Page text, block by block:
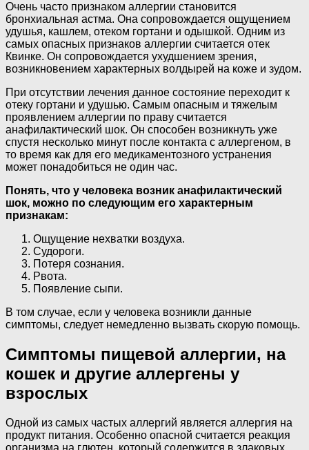
Очень часто признаком аллергии становится
бронхиальная астма. Она сопровождается ощущением
удушья, кашлем, отеком гортани и одышкой. Одним из
самых опасных признаков аллергии считается отек
Квинке. Он сопровождается ухудшением зрения,
возникновением характерных волдырей на коже и зудом.
При отсутствии лечения данное состояние переходит к
отеку гортани и удушью. Самым опасным и тяжелым
проявлением аллергии по праву считается
анафилактический шок. Он способен возникнуть уже
спустя несколько минут после контакта с аллергеном, в
то время как для его медикаментозного устранения
может понадобиться не один час.
Понять, что у человека возник анафилактический
шок, можно по следующим его характерным
признакам:
Ощущение нехватки воздуха.
Судороги.
Потеря сознания.
Рвота.
Появление сыпи.
В том случае, если у человека возникли данные
симптомы, следует немедленно вызвать скорую помощь.
Симптомы пищевой аллергии, на
кошек и другие аллергены у
взрослых
Одной из самых частых аллергий является аллергия на
продукт питания. Особенно опасной считается реакция